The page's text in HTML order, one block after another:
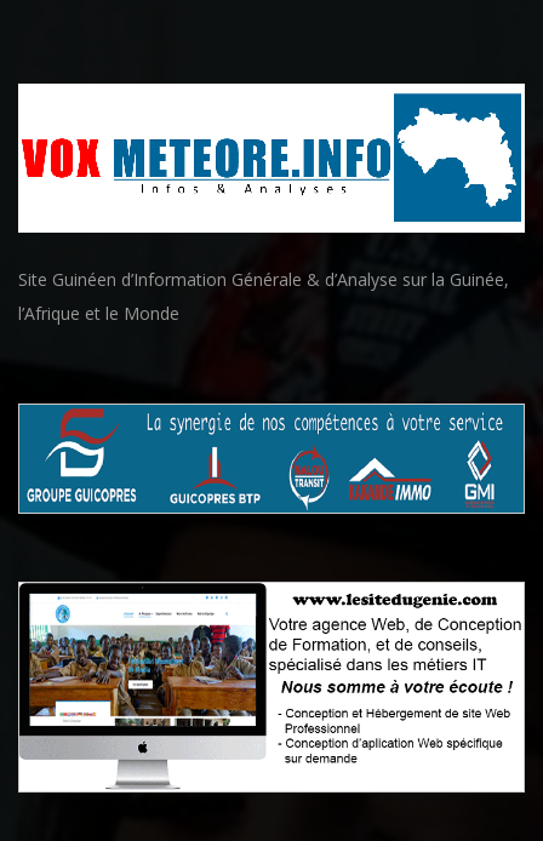
Site Guinéen d’Information Générale & d’Analyse sur la Guinée,
l’Afrique et le Monde